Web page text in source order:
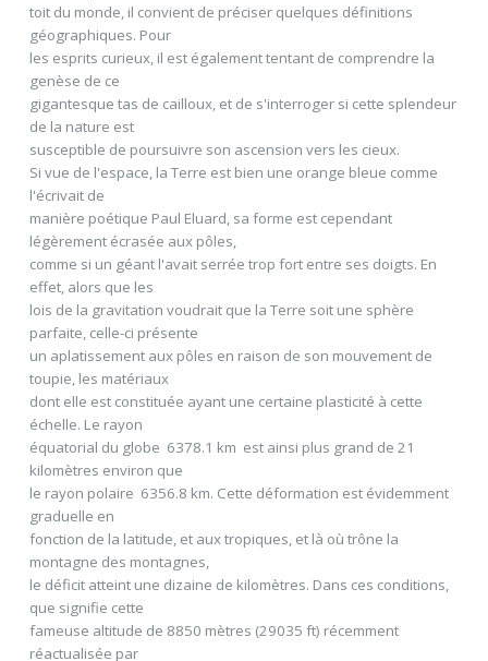
toit du monde, il convient de préciser quelques définitions
géographiques. Pour
les esprits curieux, il est également tentant de comprendre la
genèse de ce
gigantesque tas de cailloux, et de s'interroger si cette splendeur
de la nature est
susceptible de poursuivre son ascension vers les cieux.
Si vue de l'espace, la Terre est bien une orange bleue comme
l'écrivait de
manière poétique Paul Eluard, sa forme est cependant
légèrement écrasée aux pôles,
comme si un géant l'avait serrée trop fort entre ses doigts. En
effet, alors que les
lois de la gravitation voudrait que la Terre soit une sphère
parfaite, celle-ci présente
un aplatissement aux pôles en raison de son mouvement de
toupie, les matériaux
dont elle est constituée ayant une certaine plasticité à cette
échelle. Le rayon
équatorial du globe  6378.1 km  est ainsi plus grand de 21
kilomètres environ que
le rayon polaire  6356.8 km. Cette déformation est évidemment
graduelle en
fonction de la latitude, et aux tropiques, et là où trône la
montagne des montagnes,
le déficit atteint une dizaine de kilomètres. Dans ces conditions,
que signifie cette
fameuse altitude de 8850 mètres (29035 ft) récemment
réactualisée par